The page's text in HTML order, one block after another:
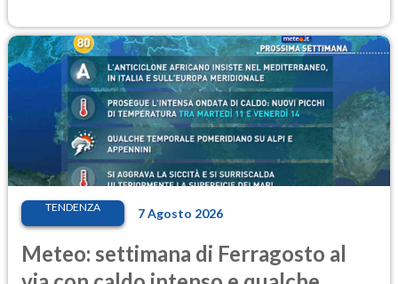
TENDENZA 7 Agosto 2026
Meteo: settimana di Ferragosto al